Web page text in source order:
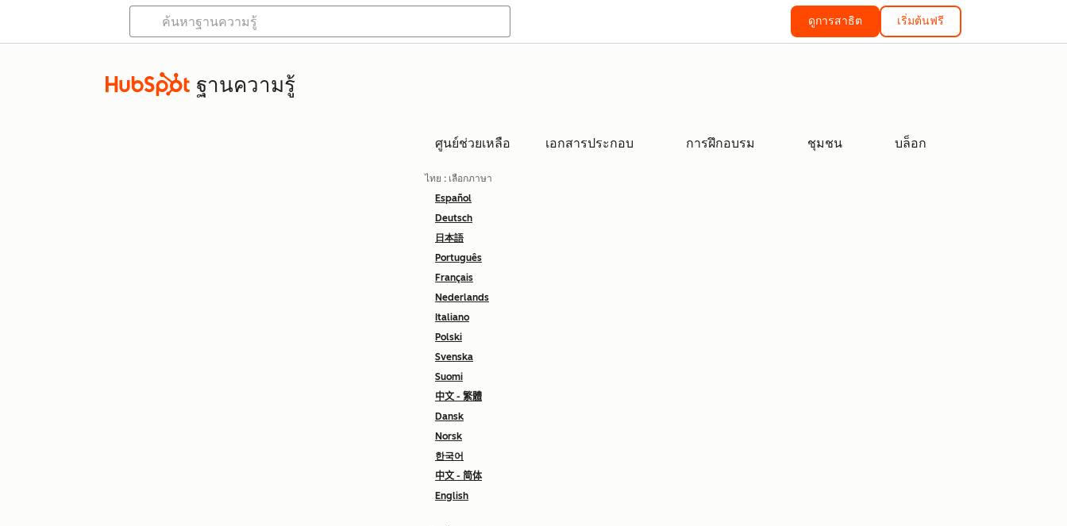
ดูการสาธิต เริ่มต้นฟรี
ฐานความรู้
ศูนย์ช่วยเหลือ เอกสารประกอบ การฝึกอบรม ชุมชน บล็อก
ไทย : เลือกภาษา
Español
Deutsch
日本語
Português
Français
Nederlands
Italiano
Polski
Svenska
Suomi
中文 - 繁體
Dansk
Norsk
한국어
中文 - 简体
English